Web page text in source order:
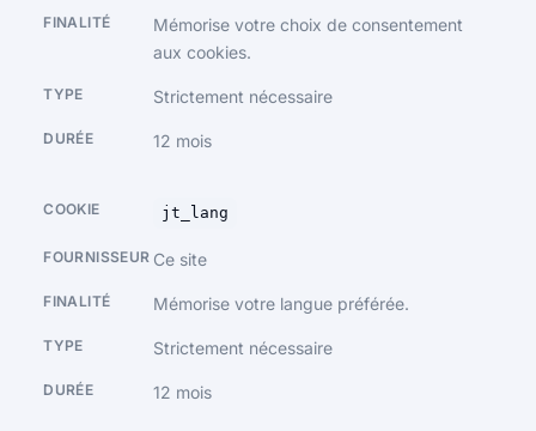
Mémorise votre choix de consentement
aux cookies.
Strictement nécessaire
12 mois
jt_lang
Ce site
Mémorise votre langue préférée.
Strictement nécessaire
12 mois